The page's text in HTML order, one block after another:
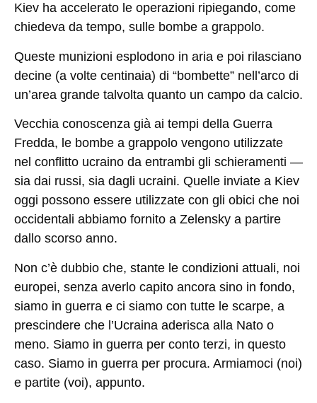
Kiev ha accelerato le operazioni ripiegando, come
chiedeva da tempo, sulle bombe a grappolo.
Queste munizioni esplodono in aria e poi rilasciano
decine (a volte centinaia) di “bombette” nell’arco di
un’area grande talvolta quanto un campo da calcio.
Vecchia conoscenza già ai tempi della Guerra
Fredda, le bombe a grappolo vengono utilizzate
nel conflitto ucraino da entrambi gli schieramenti —
sia dai russi, sia dagli ucraini. Quelle inviate a Kiev
oggi possono essere utilizzate con gli obici che noi
occidentali abbiamo fornito a Zelensky a partire
dallo scorso anno.
Non c’è dubbio che, stante le condizioni attuali, noi
europei, senza averlo capito ancora sino in fondo,
siamo in guerra e ci siamo con tutte le scarpe, a
prescindere che l’Ucraina aderisca alla Nato o
meno. Siamo in guerra per conto terzi, in questo
caso. Siamo in guerra per procura. Armiamoci (noi)
e partite (voi), appunto.